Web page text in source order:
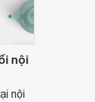
nội
nội